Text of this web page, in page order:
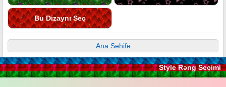
Bu Dizaynı Seç
Ana Səhifə
Style Rəng Seçimi